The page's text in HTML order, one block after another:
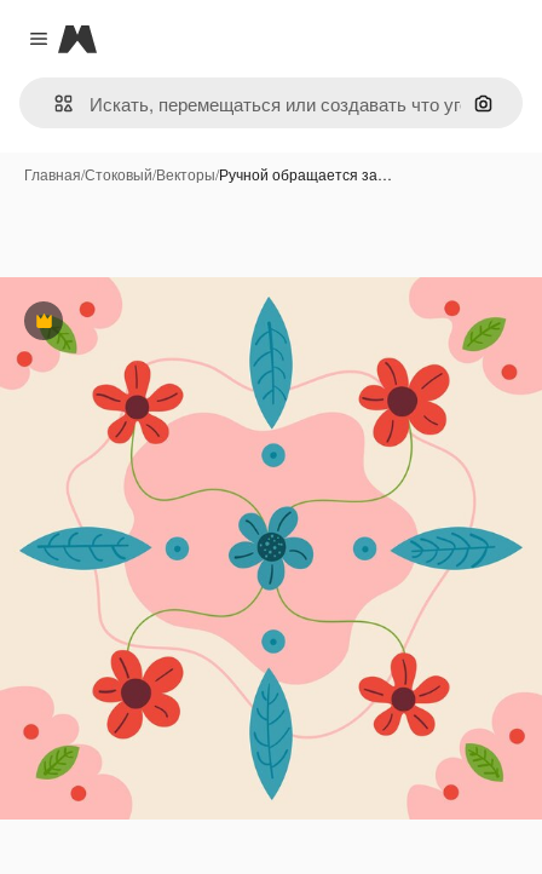
Close menu
Magnific
Поиск
Главная/Стоковый/Векторы/Ручной обращается за…
Премиум